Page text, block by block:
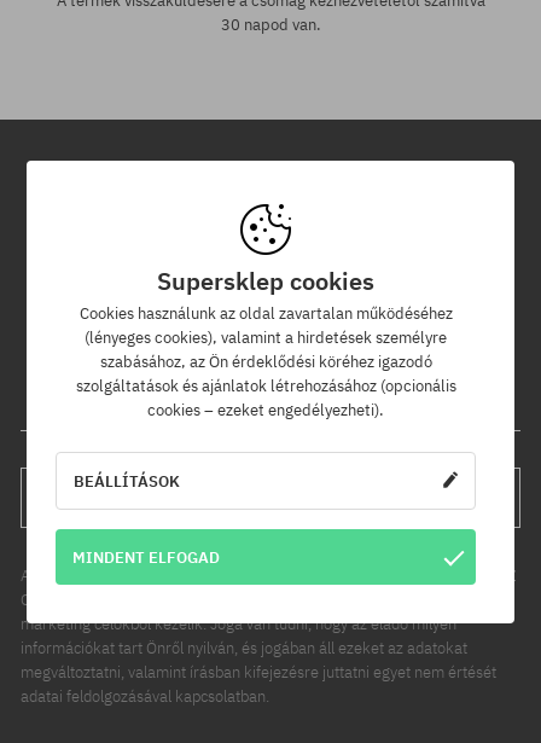
30 napod van.
Hírlevél
Iratkozz fel hírlevelünkre és értesülj az elsők között új termékeinkről
és kedvezményeinkről!
Ráadásul kapsz egy -5% kedvezménykódot az egész
rendelésedre!
Az Ön személyes adatainak kezelője a COOL SPORT DISTRIBUTION SP Z
O O, székhelye: Modlniczka, ul. Handlowców 2. Személyes adatait
marketing célokból kezelik. Joga van tudni, hogy az eladó milyen
információkat tart Önről nyilván, és jogában áll ezeket az adatokat
megváltoztatni, valamint írásban kifejezésre juttatni egyet nem értését
adatai feldolgozásával kapcsolatban.
Supersklep cookies
Cookies használunk az oldal zavartalan működéséhez
(lényeges cookies), valamint a hirdetések személyre
szabásához, az Ön érdeklődési köréhez igazodó
szolgáltatások és ajánlatok létrehozásához (opcionális
cookies – ezeket engedélyezheti).
BEÁLLÍTÁSOK
MINDENT ELFOGAD